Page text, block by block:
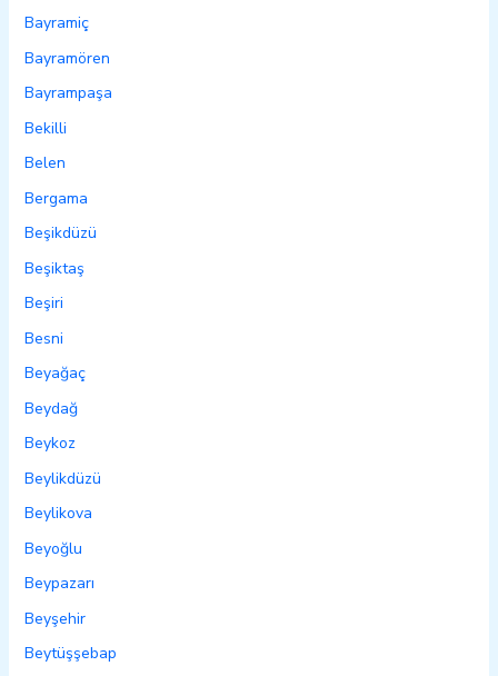
Bayramiç
Bayramören
Bayrampaşa
Bekilli
Belen
Bergama
Beşikdüzü
Beşiktaş
Beşiri
Besni
Beyağaç
Beydağ
Beykoz
Beylikdüzü
Beylikova
Beyoğlu
Beypazarı
Beyşehir
Beytüşşebap